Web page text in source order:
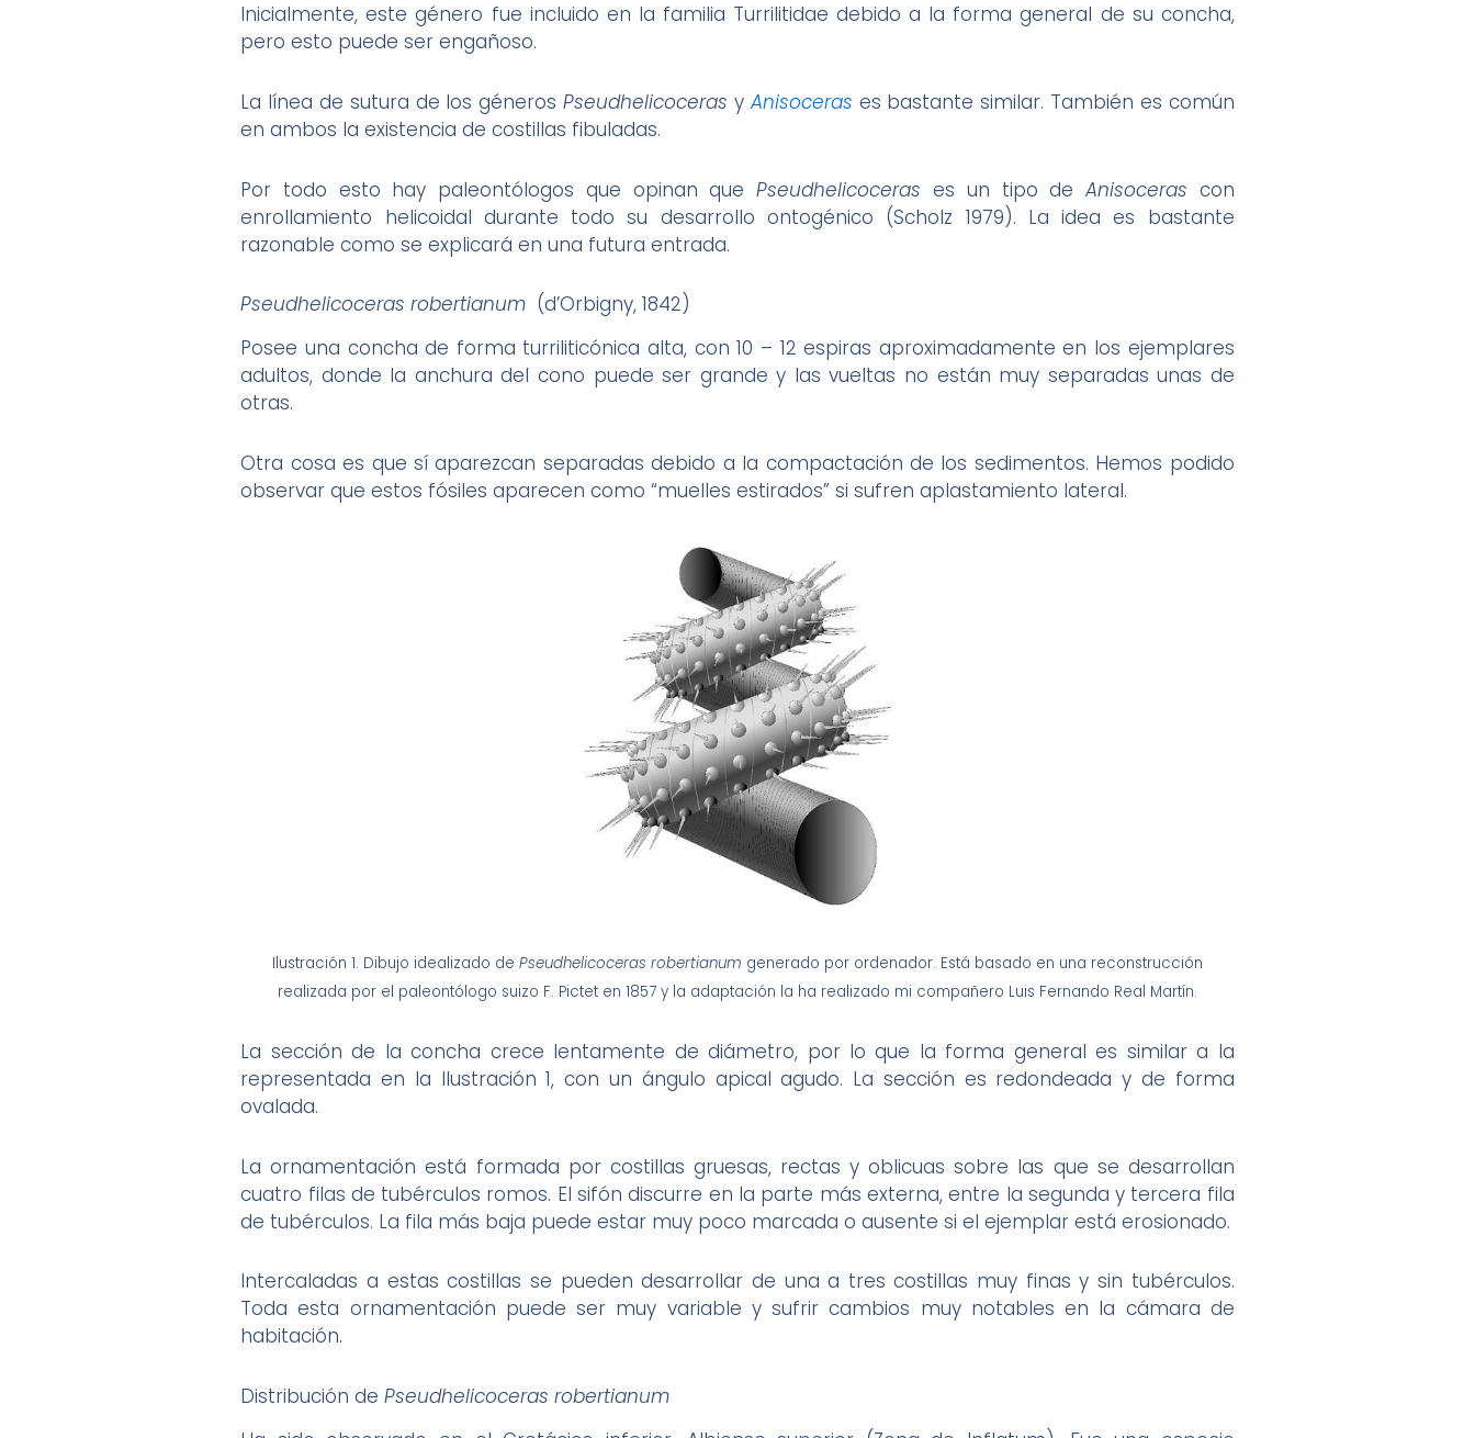
Inicialmente, este género fue incluido en la familia Turrilitidae debido a la forma general de su concha,
pero esto puede ser engañoso.
La línea de sutura de los génerosPseudhelicoceras yAnisoceras es bastante similar. También es común
en ambos la existencia de costillas fibuladas.
Por todo esto hay paleontólogos que opinan quePseudhelicoceras es un tipo deAnisoceras con
enrollamiento helicoidal durante todo su desarrollo ontogénico (Scholz 1979). La idea es bastante
razonable como se explicará en una futura entrada.
Pseudhelicoceras robertianum (d’Orbigny, 1842)
Posee una concha de forma turriliticónica alta, con 10 – 12 espiras aproximadamente en los ejemplares
adultos, donde la anchura del cono puede ser grande y las vueltas no están muy separadas unas de
otras.
Otra cosa es que sí aparezcan separadas debido a la compactación de los sedimentos. Hemos podido
observar que estos fósiles aparecen como “muelles estirados” si sufren aplastamiento lateral.
Ilustración 1. Dibujo idealizado de Pseudhelicoceras robertianum generado por ordenador. Está basado en una reconstrucción
realizada por el paleontólogo suizo F. Pictet en 1857 y la adaptación la ha realizado mi compañero Luis Fernando Real Martín.
La sección de la concha crece lentamente de diámetro, por lo que la forma general es similar a la
representada en la Ilustración 1, con un ángulo apical agudo. La sección es redondeada y de forma
ovalada.
La ornamentación está formada por costillas gruesas, rectas y oblicuas sobre las que se desarrollan
cuatro filas de tubérculos romos. El sifón discurre en la parte más externa, entre la segunda y tercera fila
de tubérculos. La fila más baja puede estar muy poco marcada o ausente si el ejemplar está erosionado.
Intercaladas a estas costillas se pueden desarrollar de una a tres costillas muy finas y sin tubérculos.
Toda esta ornamentación puede ser muy variable y sufrir cambios muy notables en la cámara de
habitación.
Distribución dePseudhelicoceras robertianum